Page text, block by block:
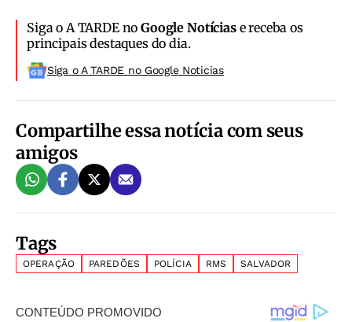
Siga o A TARDE noGoogle Notíciase receba os
principais destaques do dia.
Siga o A TARDE no Google Noticias
Compartilhe essa notícia com seus
amigos
Tags
OPERAÇÃO PAREDÕES POLÍCIA RMS SALVADOR